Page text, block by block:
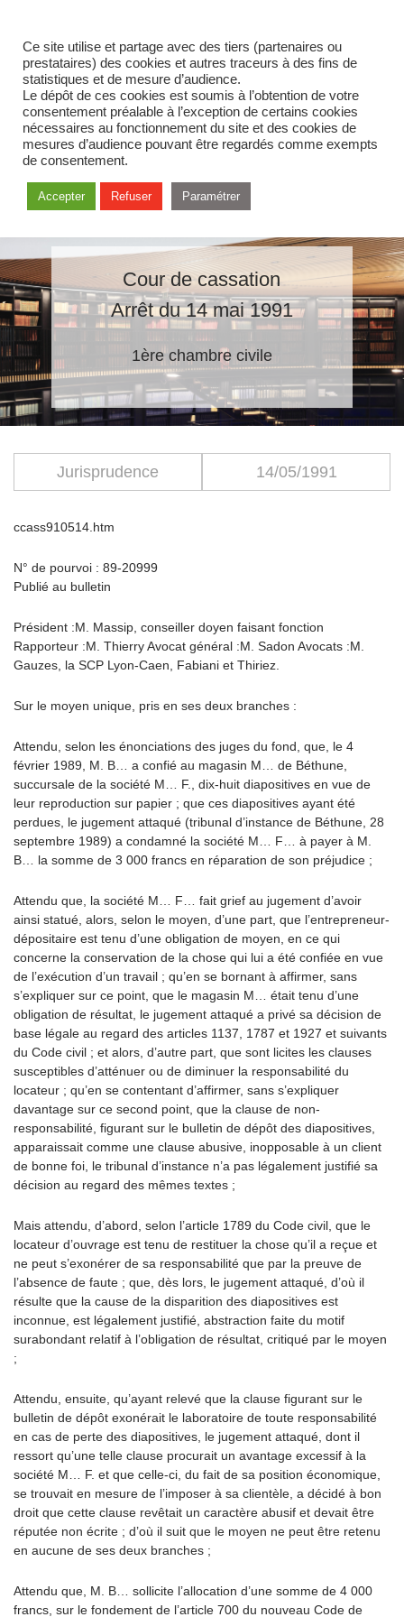
Cour de cassation
Arrêt du 14 mai 1991
1ère chambre civile
Jurisprudence 14/05/1991
ccass910514.htm
N° de pourvoi : 89-20999
Publié au bulletin
Président :M. Massip, conseiller doyen faisant fonction
Rapporteur :M. Thierry Avocat général :M. Sadon Avocats :M.
Gauzes, la SCP Lyon-Caen, Fabiani et Thiriez.
Sur le moyen unique, pris en ses deux branches :
Attendu, selon les énonciations des juges du fond, que, le 4
février 1989, M. B… a confié au magasin M… de Béthune,
succursale de la société M… F., dix-huit diapositives en vue de
leur reproduction sur papier ; que ces diapositives ayant été
perdues, le jugement attaqué (tribunal d’instance de Béthune, 28
septembre 1989) a condamné la société M… F… à payer à M.
B… la somme de 3 000 francs en réparation de son préjudice ;
Attendu que, la société M… F… fait grief au jugement d’avoir
ainsi statué, alors, selon le moyen, d’une part, que l’entrepreneur-
dépositaire est tenu d’une obligation de moyen, en ce qui
concerne la conservation de la chose qui lui a été confiée en vue
de l’exécution d’un travail ; qu’en se bornant à affirmer, sans
s’expliquer sur ce point, que le magasin M… était tenu d’une
obligation de résultat, le jugement attaqué a privé sa décision de
base légale au regard des articles 1137, 1787 et 1927 et suivants
du Code civil ; et alors, d’autre part, que sont licites les clauses
susceptibles d’atténuer ou de diminuer la responsabilité du
locateur ; qu’en se contentant d’affirmer, sans s’expliquer
davantage sur ce second point, que la clause de non-
responsabilité, figurant sur le bulletin de dépôt des diapositives,
apparaissait comme une clause abusive, inopposable à un client
de bonne foi, le tribunal d’instance n’a pas légalement justifié sa
décision au regard des mêmes textes ;
Mais attendu, d’abord, selon l’article 1789 du Code civil, que le
locateur d’ouvrage est tenu de restituer la chose qu’il a reçue et
ne peut s’exonérer de sa responsabilité que par la preuve de
l’absence de faute ; que, dès lors, le jugement attaqué, d’où il
résulte que la cause de la disparition des diapositives est
inconnue, est légalement justifié, abstraction faite du motif
surabondant relatif à l’obligation de résultat, critiqué par le moyen
;
Attendu, ensuite, qu’ayant relevé que la clause figurant sur le
bulletin de dépôt exonérait le laboratoire de toute responsabilité
en cas de perte des diapositives, le jugement attaqué, dont il
ressort qu’une telle clause procurait un avantage excessif à la
société M… F. et que celle-ci, du fait de sa position économique,
se trouvait en mesure de l’imposer à sa clientèle, a décidé à bon
droit que cette clause revêtait un caractère abusif et devait être
réputée non écrite ; d’où il suit que le moyen ne peut être retenu
en aucune de ses deux branches ;
Attendu que, M. B… sollicite l’allocation d’une somme de 4 000
francs, sur le fondement de l’article 700 du nouveau Code de
Ce site utilise et partage avec des tiers (partenaires ou
prestataires) des cookies et autres traceurs à des fins de
statistiques et de mesure d’audience.
Le dépôt de ces cookies est soumis à l’obtention de votre
consentement préalable à l’exception de certains cookies
nécessaires au fonctionnement du site et des cookies de
mesures d’audience pouvant être regardés comme exempts
de consentement.
Accepter Refuser Paramétrer